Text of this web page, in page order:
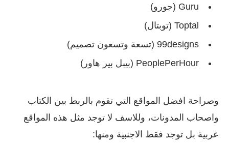
Guru (جورو)
Toptal (توبتال)
99designs (تسعة وتسعون تصميم)
PeoplePerHour (بيبل بير هاور)
وصراحة افضل المواقع التي تقوم بالربط بين الكتاب
واصحاب المدونات، وللاسف لا توجد مثل هذه المواقع
عربية بل توجد فقط الاجنبية ومنها: